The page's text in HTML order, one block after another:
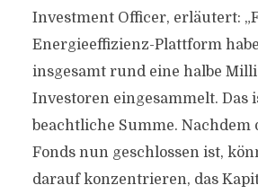
Investment Officer, erläutert:
Energieeffizienz-Plattform
insgesamt rund eine halbe
Investoren eingesammelt. Das
beachtliche Summe. Nachdem
Fonds nun geschlossen ist,
darauf konzentrieren, das